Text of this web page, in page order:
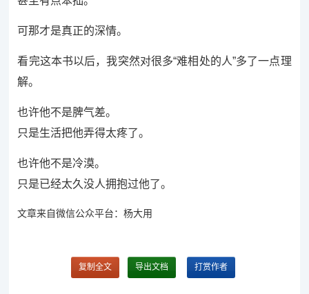
可那才是真正的深情。
看完这本书以后，我突然对很多“难相处的人”多了一点理
解。
也许他不是脾气差。
只是生活把他弄得太疼了。
也许他不是冷漠。
只是已经太久没人拥抱过他了。
文章来自微信公众平台：杨大用
复制全文 导出文档 打赏作者